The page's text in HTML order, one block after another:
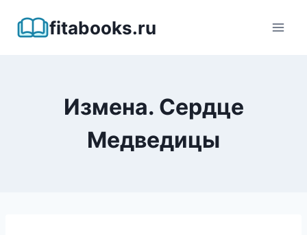
fitabooks.ru
Измена. Сердце
Медведицы